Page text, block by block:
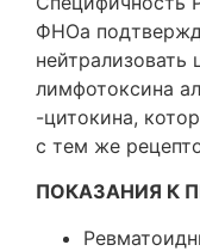
ФНОа
нейтрализовать
лимфотоксина
-цитокина,
с тем же
ПОКАЗАНИЯ К